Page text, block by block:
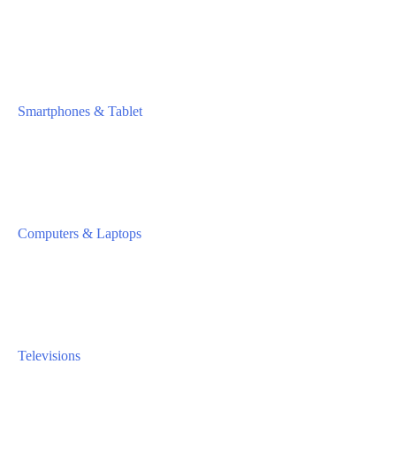
Smartphones & Tablet
Computers & Laptops
Televisions